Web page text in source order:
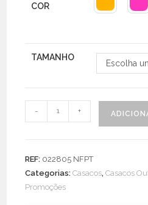
COR
TAMANHO
Escolha
Quantidade
de
Botões
- +
REF: 022805 NFPT
Categorias:Casacos,Casacos
Promoções